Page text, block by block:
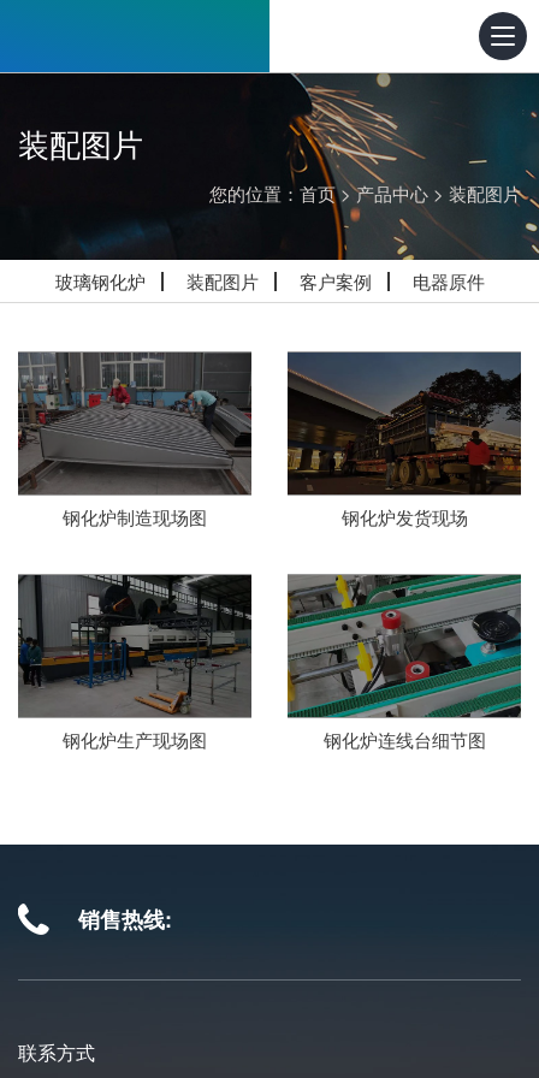
装配图片
您的位置：首页>产品中心 > 装配图片
玻璃钢化炉 装配图片 客户案例 电器原件
钢化炉制造现场图 钢化炉发货现场
钢化炉生产现场图 钢化炉连线台细节图
销售热线:
联系方式